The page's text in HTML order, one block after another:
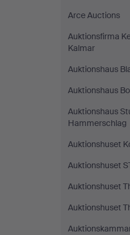
Arce Auctions
Auktionsfirma
Kalmar
Auktionshaus
Auktionshaus
Auktionshaus
Hammerschlag
Auktionshuset
Auktionshuset
Auktionshuset
Auktionshuset